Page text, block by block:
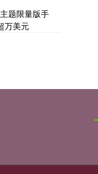
题限量版手
万美元